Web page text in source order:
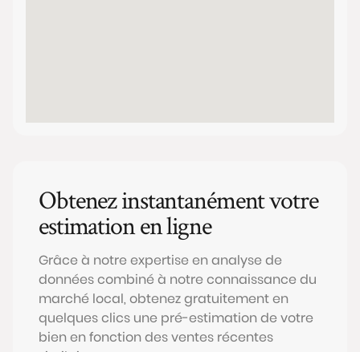
Obtenez instantanément votre
estimation en ligne
Grâce à notre expertise en analyse de
données combiné à notre connaissance du
marché local, obtenez gratuitement en
quelques clics une pré-estimation de votre
bien en fonction des ventes récentes